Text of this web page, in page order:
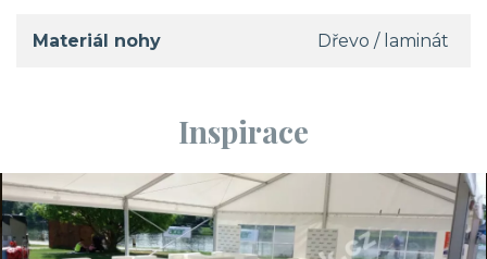
Materiál nohy Dřevo / laminát
Inspirace